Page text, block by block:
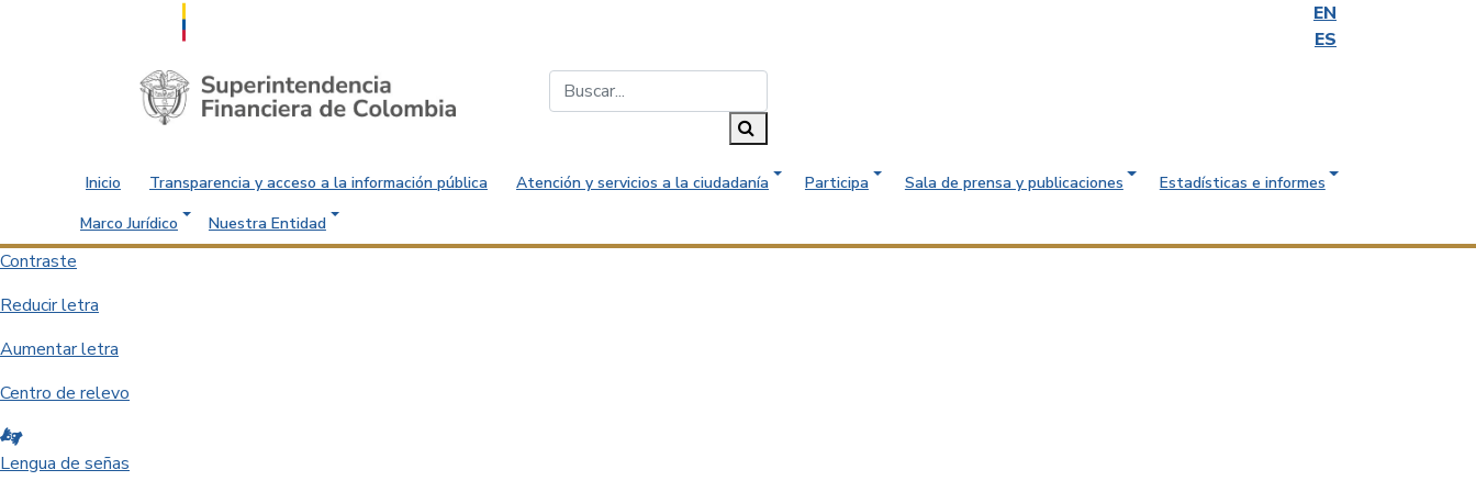
EN
ES
Saltar al contenido principal
Inicio Transparencia y acceso a la información pública Atención y servicios a la ciudadanía Participa Sala de prensa y publicaciones
Estadísticas e informes
Marco Jurídico
Nuestra Entidad
Contraste
Reducir letra
Aumentar letra
Centro de relevo
Lengua de señas